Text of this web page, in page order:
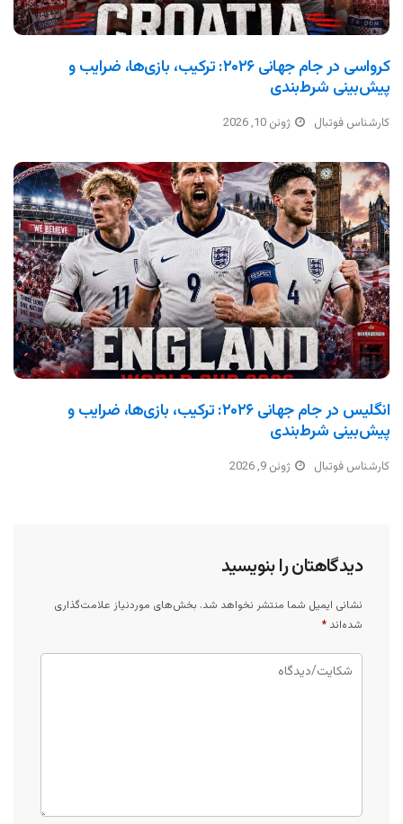
کرواسی در جام جهانی ۲۰۲۶: ترکیب، بازی‌ها، ضرایب و
پیش‌بینی شرط‌بندی
کارشناس فوتبال ژوئن 10, 2026
انگلیس در جام جهانی ۲۰۲۶: ترکیب، بازی‌ها، ضرایب و
پیش‌بینی شرط‌بندی
کارشناس فوتبال ژوئن 9, 2026
دیدگاهتان را بنویسید
نشانی ایمیل شما منتشر نخواهد شد. بخش‌های موردنیاز علامت‌گذاری
شده‌اند *